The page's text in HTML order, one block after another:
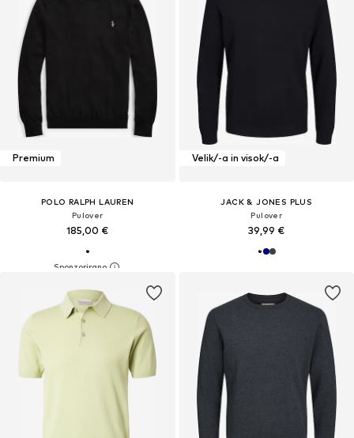
Premium
POLO RALPH LAUREN
Pulover
185,00 €
Velik/-a in visok/-a
JACK & JONES PLUS
Pulover
39,99 €